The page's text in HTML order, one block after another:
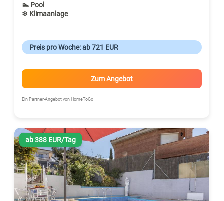
🏊 Pool
❄ Klimaanlage
Preis pro Woche: ab 721 EUR
Zum Angebot
Ein Partner-Angebot von HomeToGo
ab 388 EUR/Tag